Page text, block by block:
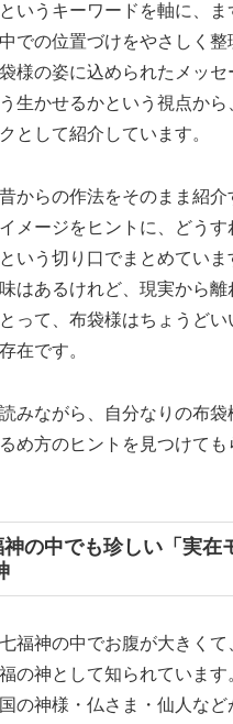
というキーワードを軸に、
での位置づけをやさしく
様の姿に込められたメッ
生かせるかという視点か
として紹介しています。
からの作法をそのまま紹介
イメージをヒントに、どう
いう切り口でまとめてい
はあるけれど、現実から離
って、布袋様はちょうど
在です。
みながら、自分なりの布
め方のヒントを見つけても
神の中でも珍しい「実在
福神の中でお腹が大きくて
の神として知られています
の神様・仏さま・仙人など